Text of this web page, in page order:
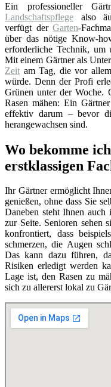
Ein professioneller
Landschaftspflege also
verfügt derGarten-
über das nötige Know-
erforderliche Technik, um
Mit einem Gärtner als
Zeit am Tag, die vor
würde. Denn der Profi
Grünen unter der Woche.
Rasen mähen: Ein
effektiv darum – bevor
herangewachsen sind.
Wo bekomme
erstklassigen
Ihr Gärtner ermöglicht
genießen, ohne dass Sie
Daneben steht Ihnen
zur Seite. Senioren sehen
konfrontiert, dass
schmerzen, die Augen
Das kann dazu führen,
Risiken erledigt werden
Lage ist, den Rasen zu
sich zu allererst lokal zu